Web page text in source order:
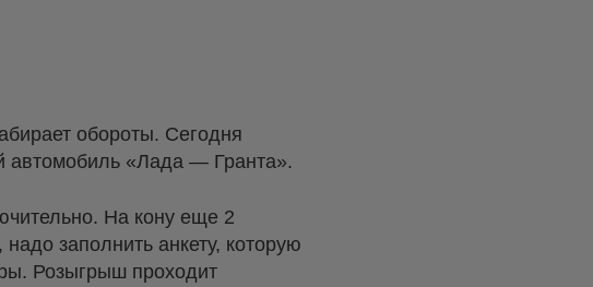
обороты. Сегодня
автомобиль «Лада — Гранта».
На кону еще 2
заполнить анкету, которую
Розыгрыш проходит